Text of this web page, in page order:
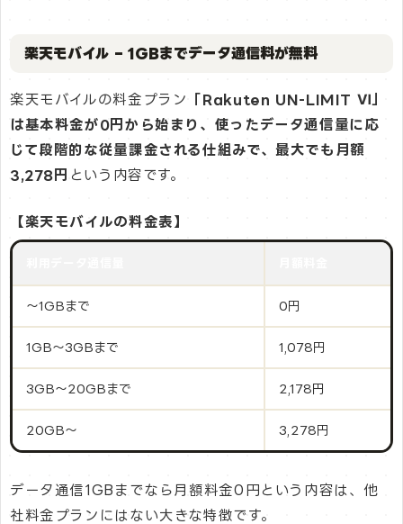
楽天モバイル – 1GBまでデータ通信料が無料
楽天モバイルの料金プラン
「Rakuten UN-LIMIT Ⅵ」
は基本料金が0円から始まり、使ったデータ通信量に応
じて段階的な従量課金される仕組みで、最大でも月額
3,278円 という内容です。
【楽天モバイルの料金表】
〜1GBまで 0円
1GB〜3GBまで 1,078円
3GB〜20GBまで 2,178円
20GB〜 3,278円
データ通信1GBまでなら月額料金0円という内容は、他
社料金プランにはない大きな特徴です。